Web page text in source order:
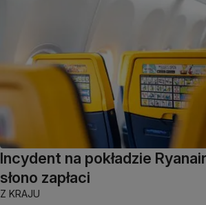
Incydent na pokładzie
słono zapłaci
Z KRAJU